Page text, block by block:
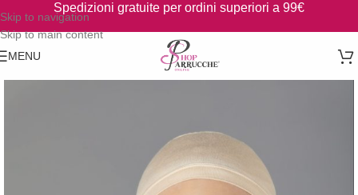
Skip to navigation
Skip to main content
Spedizioni gratuite per ordini superiori a 99€
MENU